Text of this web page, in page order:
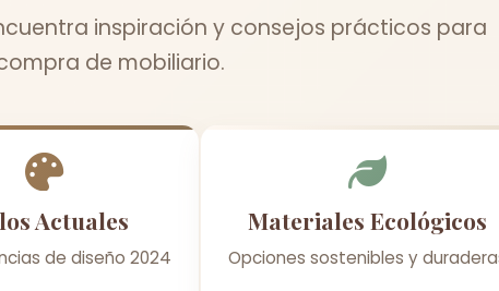
inspiración y consejos prácticos para
de mobiliario.
Actuales
de diseño 2024
Materiales Ecológicos
Opciones sostenibles y